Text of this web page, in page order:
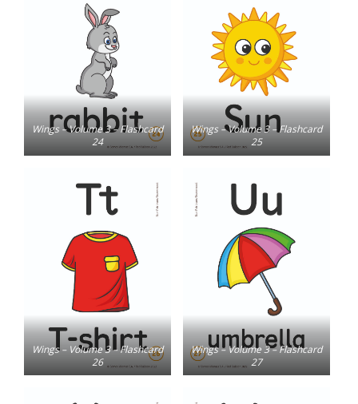
Wings – Volume 3 – Flashcard
24
Wings – Volume 3 – Flashcard
25
Wings – Volume 3 – Flashcard
26
Wings – Volume 3 – Flashcard
27